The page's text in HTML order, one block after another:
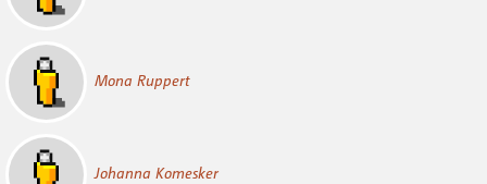
Mona Ruppert
Johanna Komesker